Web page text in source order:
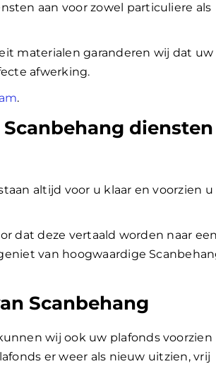
aan voor zowel particuliere als
materialen garanderen wij dat uw
afwerking.
.
diensten
altijd voor u klaar en voorzien u
dat deze vertaald worden naar
van hoogwaardige
Scanbehang
wij ook uw plafonds voorzien
er weer als nieuw uitzien, vrij